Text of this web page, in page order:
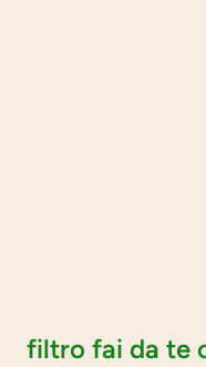
filtro fai da te